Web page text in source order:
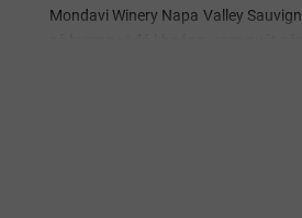
Mondavi Winery Napa Valley
có hương vị đá khoáng, cam quýt